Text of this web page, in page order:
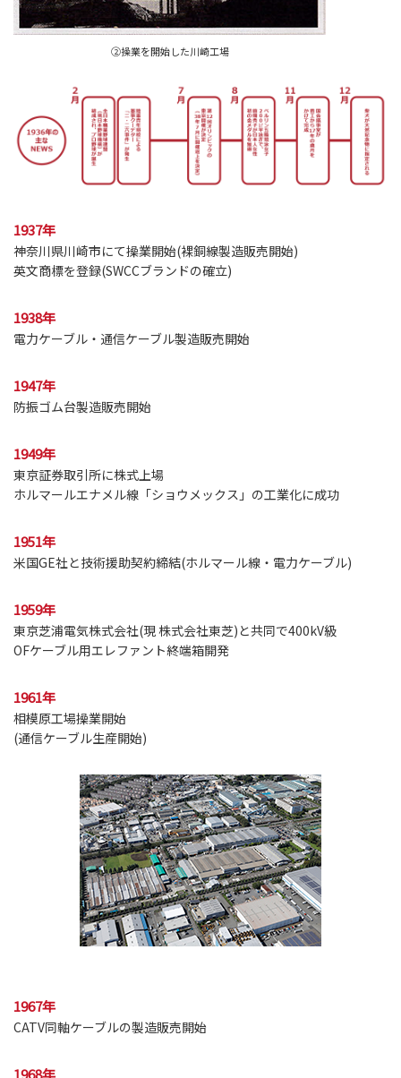
②操業を開始した川崎工場
1937年
神奈川県川崎市にて操業開始(裸銅線製造販売開始)
英文商標を登録(SWCCブランドの確立)
1938年
電力ケーブル・通信ケーブル製造販売開始
1947年
防振ゴム台製造販売開始
1949年
東京証券取引所に株式上場
ホルマールエナメル線「ショウメックス」の工業化に成功
1951年
米国GE社と技術援助契約締結(ホルマール線・電力ケーブル)
1959年
東京芝浦電気株式会社(現 株式会社東芝)と共同で400kV級
OFケーブル用エレファント終端箱開発
1961年
相模原工場操業開始
(通信ケーブル生産開始)
1967年
CATV同軸ケーブルの製造販売開始
1968年